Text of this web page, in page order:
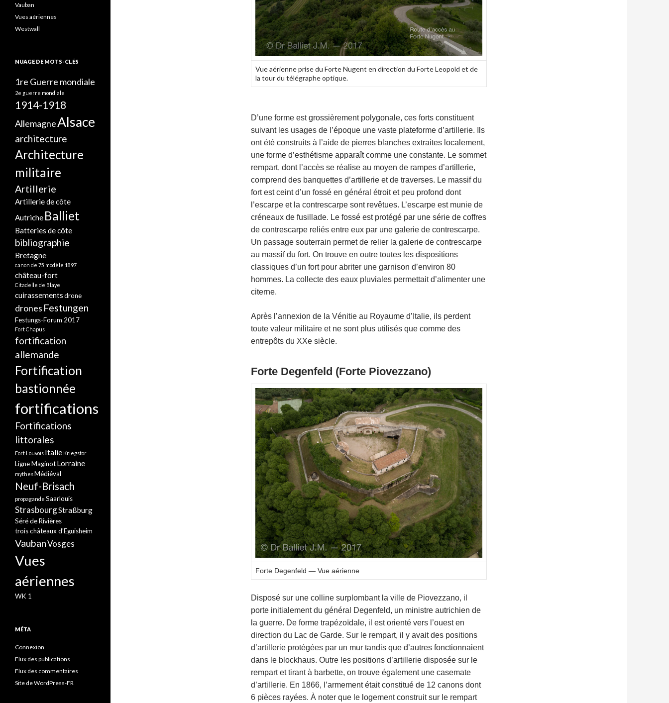
Vue aérienne prise du Forte Nugent en direction du Forte Leopold et de
la tour du télégraphe optique.
D’une forme est grossièrement polygonale, ces forts constituent
suivant les usages de l’époque une vaste plateforme d’artillerie. Ils
ont été construits à l’aide de pierres blanches extraites localement,
une forme d’esthétisme apparaît comme une constante. Le sommet
rempart, dont l’accès se réalise au moyen de rampes d’artillerie,
comprend des banquettes d’artillerie et de traverses. Le massif du
fort est ceint d’un fossé en général étroit et peu profond dont
l’escarpe et la contrescarpe sont revêtues. L’escarpe est munie de
créneaux de fusillade. Le fossé est protégé par une série de coffres
de contrescarpe reliés entre eux par une galerie de contrescarpe.
Un passage souterrain permet de relier la galerie de contrescarpe
au massif du fort. On trouve en outre toutes les dispositions
classiques d’un fort pour abriter une garnison d’environ 80
hommes. La collecte des eaux pluviales permettait d’alimenter une
citerne.
Après l’annexion de la Vénitie au Royaume d’Italie, ils perdent
toute valeur militaire et ne sont plus utilisés que comme des
entrepôts du XXe siècle.
Forte Degenfeld (Forte Piovezzano)
Forte Degenfeld — Vue aérienne
Disposé sur une colline surplombant la ville de Piovezzano, il
porte initialement du général Degenfeld, un ministre autrichien de
la guerre. De forme trapézoïdale, il est orienté vers l’ouest en
direction du Lac de Garde. Sur le rempart, il y avait des positions
d’artillerie protégées par un mur tandis que d’autres fonctionnaient
dans le blockhaus. Outre les positions d’artillerie disposée sur le
rempart et tirant à barbette, on trouve également une casemate
d’artillerie. En 1866, l’armement était constitué de 12 canons dont
6 pièces rayées. À noter que le logement construit sur le rempart
Vauban
Vues aériennes
Westwall
NUAGE DE MOTS-CLÉS
1re Guerre mondiale
2e guerre mondiale
1914-1918
AllemagneAlsace
architecture
Architecture
militaire
Artillerie
Artillerie de côte
Autriche Balliet
Batteries de côte
bibliographie
Bretagne
canon de 75 modèle 1897
château-fort
Citadelle de Blaye
cuirassementsdrone
drones Festungen
Festungs-Forum 2017
Fort Chapus
fortification
allemande
Fortification
bastionnée
fortifications
Fortifications
littorales
Fort Louvois Italie Kriegstor
Ligne MaginotLorraine
mythesMédiéval
Neuf-Brisach
propagande Saarlouis
StrasbourgStraßburg
Séré de Rivières
trois châteaux d'Eguisheim
VaubanVosges
Vues
aériennes
WK 1
MÉTA
Connexion
Flux des publications
Flux des commentaires
Site de WordPress-FR